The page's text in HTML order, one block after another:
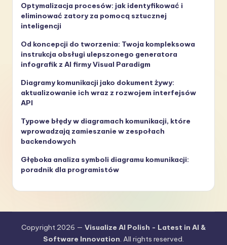
Optymalizacja procesów: jak identyfikować i
eliminować zatory za pomocą sztucznej
inteligencji
Od koncepcji do tworzenia: Twoja kompleksowa
instrukcja obsługi ulepszonego generatora
infografik z AI firmy Visual Paradigm
Diagramy komunikacji jako dokument żywy:
aktualizowanie ich wraz z rozwojem interfejsów
API
Typowe błędy w diagramach komunikacji, które
wprowadzają zamieszanie w zespołach
backendowych
Głęboka analiza symboli diagramu komunikacji:
poradnik dla programistów
Copyright 2026 — Visualize AI Polish - Latest in AI &
Software Innovation. All rights reserved.